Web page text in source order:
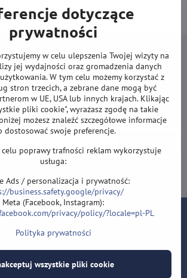
lub kartą).
Newsletter
się do naszego newslettera:
dotyczące
prywatności
w celu ulepszenia Twojej wizyty na
jej wydajności oraz gromadzenia danych
W tym celu możemy korzystać z
stron trzecich, a zebrane dane mogą być
w UE, USA lub innych krajach. Klikając
pliki cookie", wyrażasz zgodę na takie
możesz znaleźć szczegółowe informacje
dostosować swoje preferencje.
poprawy trafności reklam wykorzystuje
usługa:
Ads / personalizacja i prywatność:
business.safety.google/privacy/
Meta (Facebook, Instagram):
privacy/policy/?locale=pl-PL
Polityka prywatności
wszystkie pliki cookie